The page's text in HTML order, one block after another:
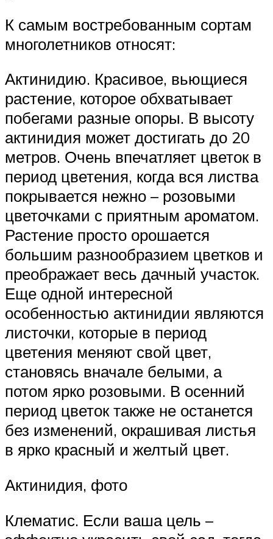
К самым востребованным сортам
многолетников относят:
Актинидию. Красивое, вьющиеся
растение, которое обхватывает
побегами разные опоры. В высоту
актинидия может достигать до 20
метров. Очень впечатляет цветок в
период цветения, когда вся листва
покрывается нежно – розовыми
цветочками с приятным ароматом.
Растение просто орошается
большим разнообразием цветков и
преображает весь дачный участок.
Еще одной интересной
особенностью актинидии являются
листочки, которые в период
цветения меняют свой цвет,
становясь вначале белыми, а
потом ярко розовыми. В осенний
период цветок также не останется
без изменений, окрашивая листья
в ярко красный и желтый цвет.
Актинидия, фото
Клематис. Если ваша цель –